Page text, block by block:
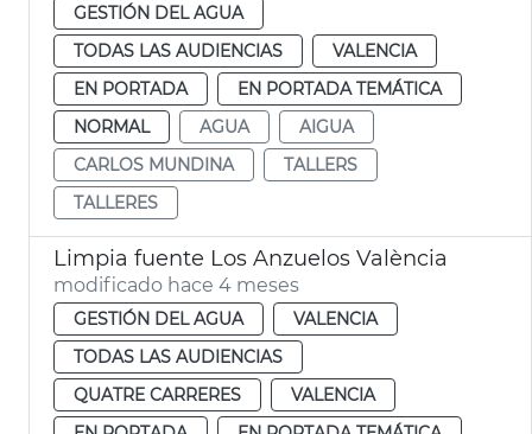
GESTIÓN DEL AGUA
TODAS LAS AUDIENCIAS
VALENCIA
EN PORTADA
EN PORTADA TEMÁTICA
NORMAL
AGUA
AIGUA
CARLOS MUNDINA
TALLERS
TALLERES
Limpia fuente Los Anzuelos València
modificado hace 4 meses
GESTIÓN DEL AGUA
VALENCIA
TODAS LAS AUDIENCIAS
QUATRE CARRERES
VALENCIA